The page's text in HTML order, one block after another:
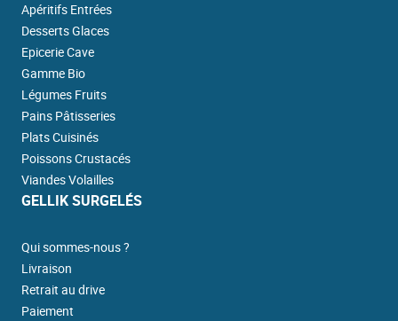
Apéritifs Entrées
Desserts Glaces
Epicerie Cave
Gamme Bio
Légumes Fruits
Pains Pâtisseries
Plats Cuisinés
Poissons Crustacés
Viandes Volailles
GELLIK SURGELÉS
Qui sommes-nous ?
Livraison
Retrait au drive
Paiement